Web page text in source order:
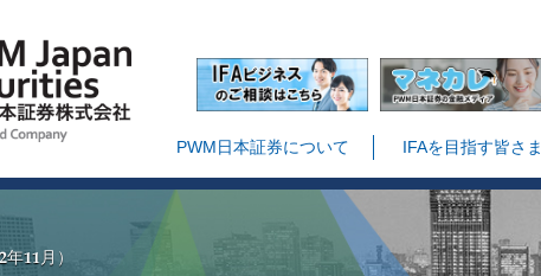
PWM日本証券について IFAを目指す皆さま
11月）